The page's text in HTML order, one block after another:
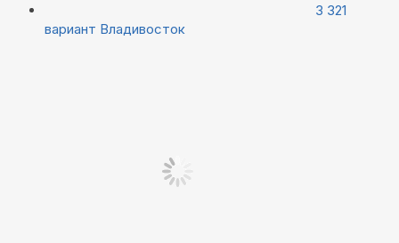
3 321
вариант Владивосток